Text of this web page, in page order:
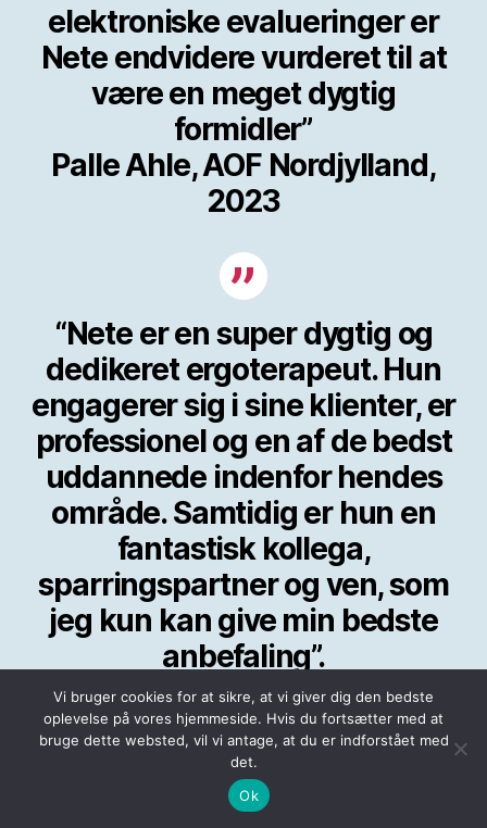
elektroniske evalueringer er
Nete endvidere vurderet til at
være en meget dygtig
formidler”
Palle Ahle, AOF Nordjylland,
2023
“Nete er en super dygtig og
dedikeret ergoterapeut. Hun
engagerer sig i sine klienter, er
professionel og en af de bedst
uddannede indenfor hendes
område. Samtidig er hun en
fantastisk kollega,
sparringspartner og ven, som
jeg kun kan give min bedste
anbefaling”.
Lisbet Pagter, Coach og
rådgiver for pårørende til
veteraner, Ledelsesrådgivning,
Undervisning,
Vi bruger cookies for at sikre, at vi giver dig den bedste
oplevelse på vores hjemmeside. Hvis du fortsætter med at
bruge dette websted, vil vi antage, at du er indforstået med
det.
Ok